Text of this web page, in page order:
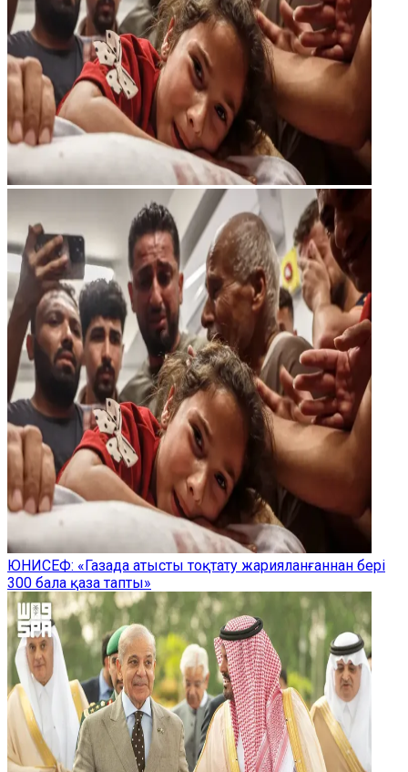
ЮНИСЕФ: «Газада атысты тоқтату жарияланғаннан бері
300 бала қаза тапты»